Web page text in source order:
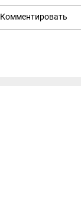
Комментировать